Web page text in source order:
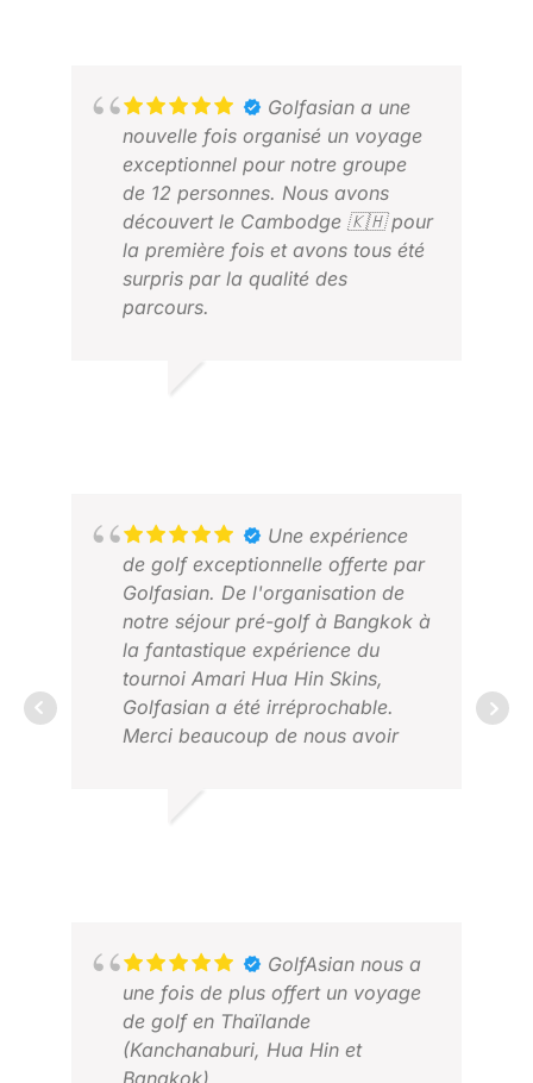
Golfasian a une
nouvelle fois organisé un voyage
exceptionnel pour notre groupe
de 12 personnes. Nous avons
découvert le Cambodge 🇰🇭 pour
la première fois et avons tous été
surpris par la qualité des
parcours.
Siam offraient des conditions et
a fait l’unanimité auprès de tous
les participants à mon voyage.
Golfasian est imbattable sur tous
les plans, de la descente de
l’avion jusqu’au jour du départ.
Une expérience
de golf exceptionnelle offerte par
Golfasian. De l'organisation de
notre séjour pré-golf à Bangkok à
la fantastique expérience du
tournoi Amari Hua Hin Skins,
Golfasian a été irréprochable.
Merci beaucoup de nous avoir
GolfAsian nous a
une fois de plus offert un voyage
de golf en Thaïlande
(Kanchanaburi, Hua Hin et